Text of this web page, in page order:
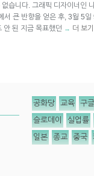
습니다. 그래픽 디자이너인
서 큰 반향을 얻은 후, 3월 5
안 된 지금 목표했던 → 더 보기
공화당 교육 구글
슬로데이 실업률
일본 종교 중국